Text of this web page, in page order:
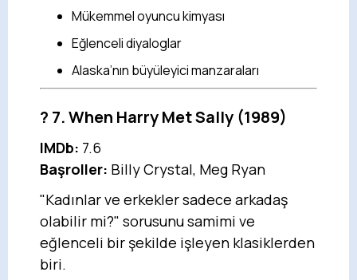
Mükemmel oyuncu kimyası
Eğlenceli diyaloglar
Alaska’nın büyüleyici manzaraları
? 7. When Harry Met Sally (1989)
IMDb: 7.6
Başroller: Billy Crystal, Meg Ryan
"Kadınlar ve erkekler sadece arkadaş
olabilir mi?" sorusunu samimi ve
eğlenceli bir şekilde işleyen klasiklerden
biri.